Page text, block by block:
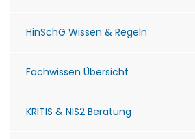
HinSchG Wissen & Regeln
Fachwissen Übersicht
KRITIS & NIS2 Beratung